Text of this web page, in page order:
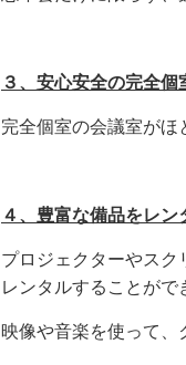
３、安心安全の完全個
完全個室の会議室がほ
４、豊富な備品をレ
プロジェクターやス
レンタルすることがで
映像や音楽を使って、